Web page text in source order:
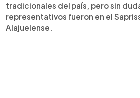
tradicionales del país, pero sin
representativos fueron en el
Alajuelense.